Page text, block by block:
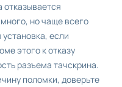
но чаще всего
если
этого к отказу
разъема тачскрина.
поломки, доверьте